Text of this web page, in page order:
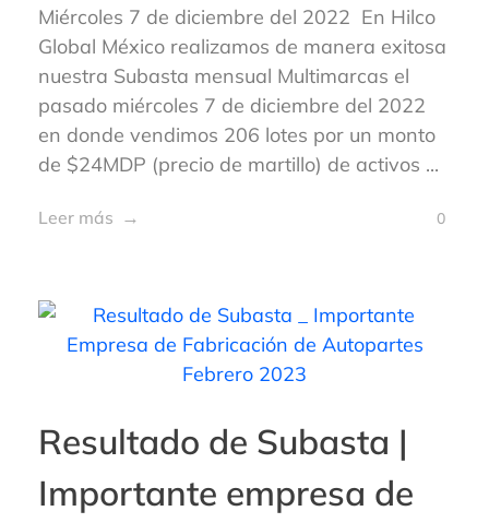
Miércoles 7 de diciembre del 2022 En Hilco
Global México realizamos de manera exitosa
nuestra Subasta mensual Multimarcas el
pasado miércoles 7 de diciembre del 2022
en donde vendimos 206 lotes por un monto
de $24MDP (precio de martillo) de activos ...
Leer más 0
Resultado de Subasta |
Importante empresa de